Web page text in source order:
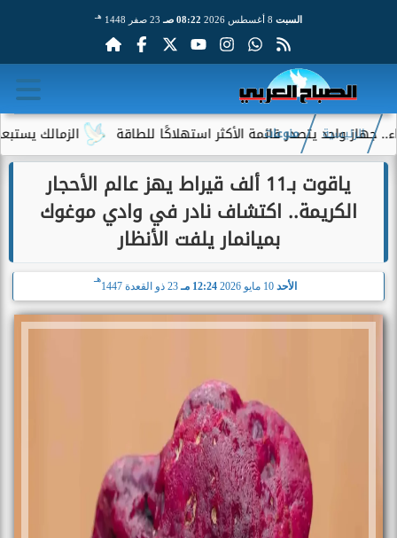
السبت 08:22 صـ 23 صفر 1448 هـ
الزمالك يستبعد 4 لاعبين شباب من حساباته في الموسم الجديد يتصدر قائمة الأكثر استهلاكًا للطاقة
الرئيسية منوعات
ياقوت بـ11 ألف قيراط يهز عالم الأحجار
الكريمة.. اكتشاف نادر في وادي موغوك
بميانمار يلفت الأنظار
الأحد 10 مايو 2026 12:24 مـ 23 ذو القعدة 1447
هـ